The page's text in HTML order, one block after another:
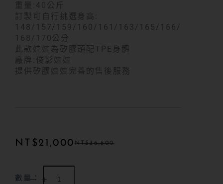
重量:40公斤
訂製可自行挑選身高:
148/157/159/160/161/163/165/166/
168/170公分
此款娃娃為矽膠頭配TPE身體
廠牌:俊影娃娃
提供矽膠娃娃完善的售後服務
NT$36,500
NT$ 21,000
數量：